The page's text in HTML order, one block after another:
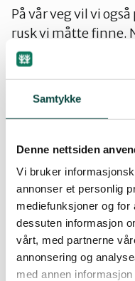
Samtykke
Denne nettsiden
Vi bruker
annonser et personlig
mediefunksjoner og
dessuten informasjon
vårt, med partnerne
annonsering og
med annen
På vår veg vil vi
rusk vi måtte finne.
Sunnfjord vil ha
dette i.
reise og parkering:
ferist, heilt til du
Oppmøte kl. 17.30.
Skogsturen er eit
Johanne Schei,
(via Artsklubben) og
i Berekraftsveka